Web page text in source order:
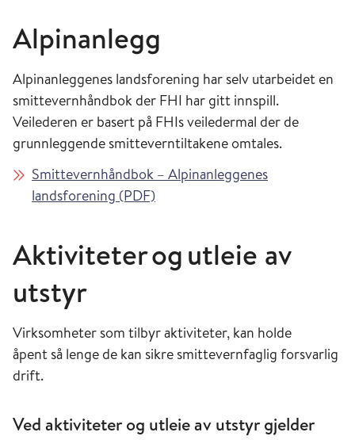
Alpinanlegg
Alpinanleggenes landsforening har selv utarbeidet en
smittevernhåndbok der FHI har gitt innspill.
Veilederen er basert på FHIs veiledermal der de
grunnleggende smitteverntiltakene omtales.
Smittevernhåndbok – Alpinanleggenes
landsforening (PDF)
Aktiviteter og utleie av
utstyr
Virksomheter som tilbyr aktiviteter, kan holde
åpent så lenge de kan sikre smittevernfaglig forsvarlig
drift.
Ved aktiviteter og utleie av utstyr gjelder